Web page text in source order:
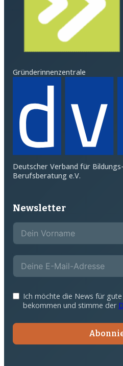
Gründerinnenzentrale
Deutscher Verband für
Berufsberatung e.V.
Newsletter
Ich möchte die News für gute
bekommen und stimme der